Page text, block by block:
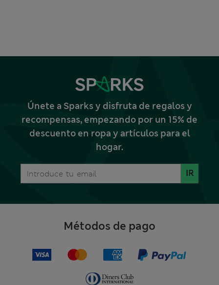
Únete a Sparks y disfruta de regalos y
recompensas, empezando por un 15% de
descuento en ropa y artículos para el
hogar.
IR
Métodos de pago